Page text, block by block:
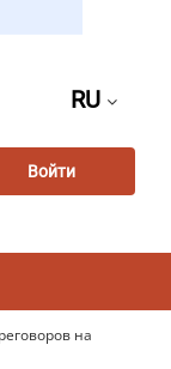
RU
Войти
на